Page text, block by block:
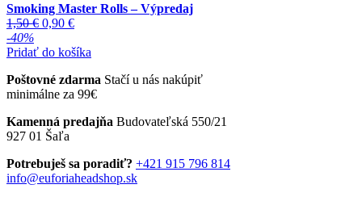
Smoking Master Rolls – Výpredaj
1,50€ Pôvodná
bola:
0,90 €Aktuálna
je:
-40%
Pridať do košíka
Poštovné zdarma Stačí u nás nakúpiť
minimálne za 99€
Kamenná predajňa Budovateľská 550/21
927 01 Šaľa
Potrebuješ sa poradiť? +421 915 796 814
info@euforiaheadshop.sk